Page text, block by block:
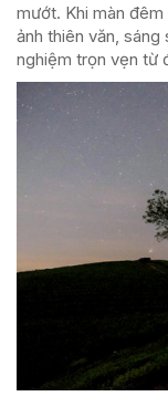
mướt. Khi màn
ảnh thiên văn,
nghiệm trọn vẹn từ